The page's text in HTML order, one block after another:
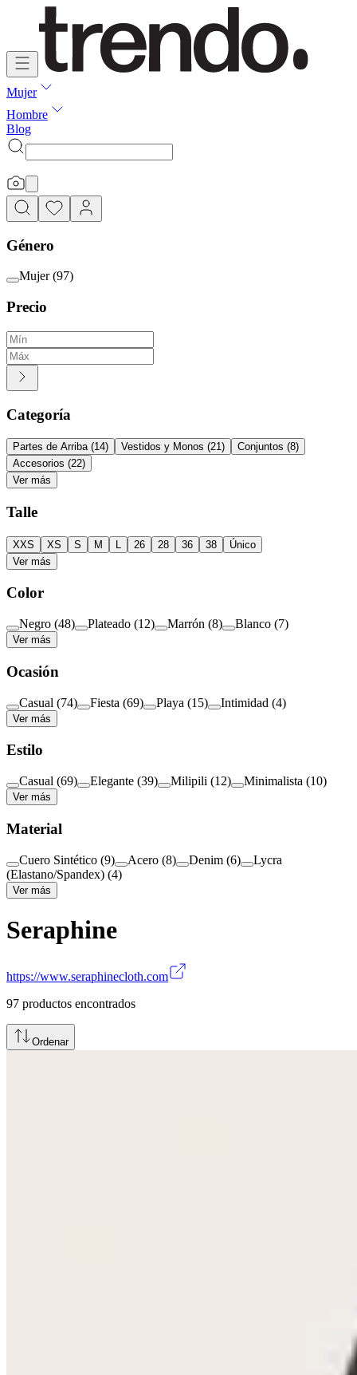
Mujer
Hombre
Blog
Género
Mujer (97)
Precio
Categoría
Partes de Arriba (14) Vestidos y Monos (21) Conjuntos (8)
Accesorios (22)
Ver más
Talle
XXS XS S M 26 28 36 38
Único
Ver más
Color
Negro (48) Plateado (12) Marrón (8) Blanco (7)
Ver más
Ocasión
Casual (74) Fiesta (69) Playa (15) Intimidad (4)
Ver más
Estilo
Casual (69) Elegante (39) Milipili (12) Minimalista (10)
Ver más
Material
Cuero Sintético (9) Acero (8) Denim (6)
Lycra
(Elastano/Spandex) (4)
Ver más
Seraphine
https://www.seraphinecloth.com
97 productos encontrados
Ordenar